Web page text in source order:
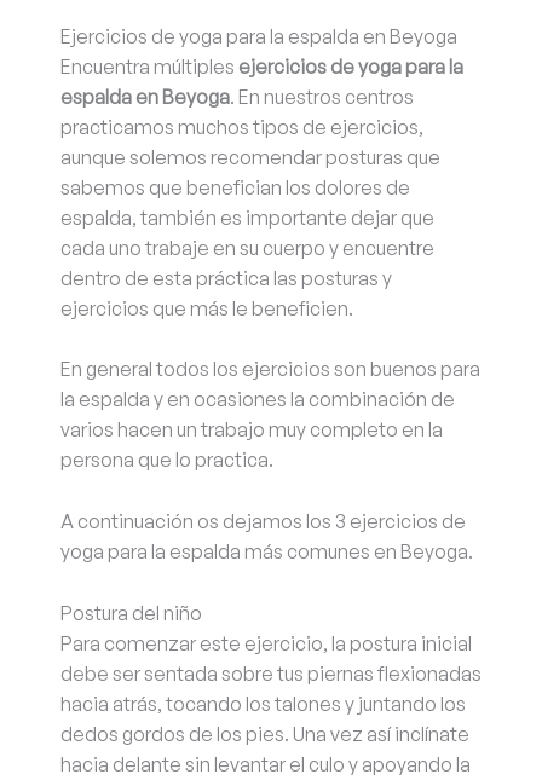
Ejercicios de yoga para la espalda en Beyoga
Encuentra múltiples ejercicios de yoga para la
espalda en Beyoga. En nuestros centros
practicamos muchos tipos de ejercicios,
aunque solemos recomendar posturas que
sabemos que benefician los dolores de
espalda, también es importante dejar que
cada uno trabaje en su cuerpo y encuentre
dentro de esta práctica las posturas y
ejercicios que más le beneficien.
En general todos los ejercicios son buenos para
la espalda y en ocasiones la combinación de
varios hacen un trabajo muy completo en la
persona que lo practica.
A continuación os dejamos los 3 ejercicios de
yoga para la espalda más comunes en Beyoga.
Postura del niño
Para comenzar este ejercicio, la postura inicial
debe ser sentada sobre tus piernas flexionadas
hacia atrás, tocando los talones y juntando los
dedos gordos de los pies. Una vez así inclínate
hacia delante sin levantar el culo y apoyando la